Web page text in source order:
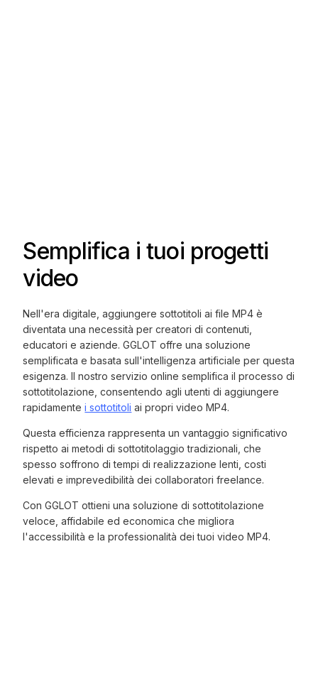
Semplifica i tuoi progetti
video
Nell'era digitale, aggiungere sottotitoli ai file MP4 è
diventata una necessità per creatori di contenuti,
educatori e aziende. GGLOT offre una soluzione
semplificata e basata sull'intelligenza artificiale per questa
esigenza. Il nostro servizio online semplifica il processo di
sottotitolazione, consentendo agli utenti di aggiungere
rapidamentei sottotitoli ai propri video MP4.
Questa efficienza rappresenta un vantaggio significativo
rispetto ai metodi di sottotitolaggio tradizionali, che
spesso soffrono di tempi di realizzazione lenti, costi
elevati e imprevedibilità dei collaboratori freelance.
Con GGLOT ottieni una soluzione di sottotitolazione
veloce, affidabile ed economica che migliora
l'accessibilità e la professionalità dei tuoi video MP4.